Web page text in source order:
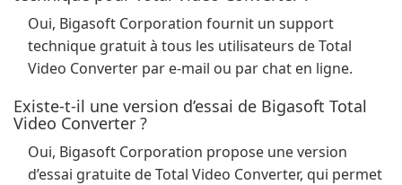
Oui, Bigasoft Corporation fournit un support
technique gratuit à tous les utilisateurs de Total
Video Converter par e-mail ou par chat en ligne.
Existe-t-il une version d’essai de Bigasoft Total
Video Converter ?
Oui, Bigasoft Corporation propose une version
d’essai gratuite de Total Video Converter, qui permet